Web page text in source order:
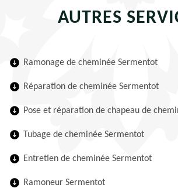
AUTRES
Ramonage de cheminée Sermentot
Réparation de cheminée Sermentot
Pose et réparation de chapeau de
Tubage de cheminée Sermentot
Entretien de cheminée Sermentot
Ramoneur Sermentot